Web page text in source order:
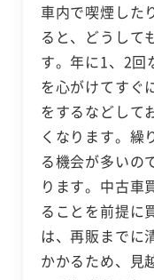
車内で喫煙した
ると、どうして
す。年に1、2回
を心がけてすぐ
をするなどして
くなります。繰
る機会が多いの
ります。中古車
ることを前提に
は、再販までに
かかるため、見